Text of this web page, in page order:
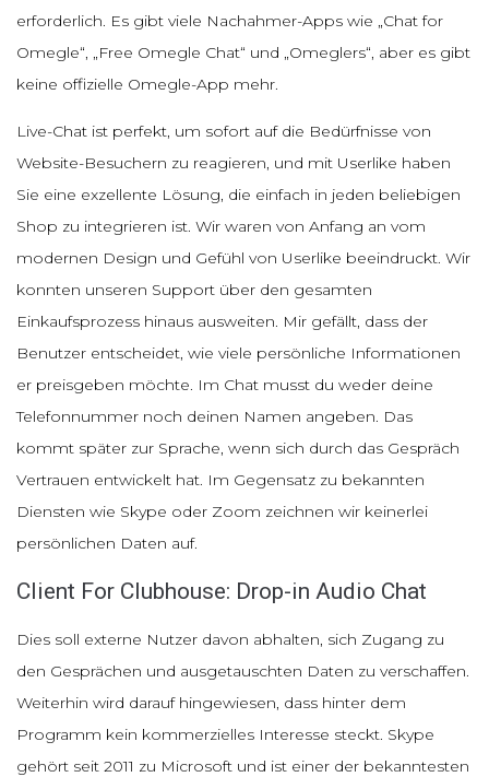
erforderlich. Es gibt viele Nachahmer-Apps wie „Chat for
Omegle“, „Free Omegle Chat“ und „Omeglers“, aber es gibt
keine offizielle Omegle-App mehr.
Live-Chat ist perfekt, um sofort auf die Bedürfnisse von
Website-Besuchern zu reagieren, und mit Userlike haben
Sie eine exzellente Lösung, die einfach in jeden beliebigen
Shop zu integrieren ist. Wir waren von Anfang an vom
modernen Design und Gefühl von Userlike beeindruckt. Wir
konnten unseren Support über den gesamten
Einkaufsprozess hinaus ausweiten. Mir gefällt, dass der
Benutzer entscheidet, wie viele persönliche Informationen
er preisgeben möchte. Im Chat musst du weder deine
Telefonnummer noch deinen Namen angeben. Das
kommt später zur Sprache, wenn sich durch das Gespräch
Vertrauen entwickelt hat. Im Gegensatz zu bekannten
Diensten wie Skype oder Zoom zeichnen wir keinerlei
persönlichen Daten auf.
Client For Clubhouse: Drop-in Audio Chat
Dies soll externe Nutzer davon abhalten, sich Zugang zu
den Gesprächen und ausgetauschten Daten zu verschaffen.
Weiterhin wird darauf hingewiesen, dass hinter dem
Programm kein kommerzielles Interesse steckt. Skype
gehört seit 2011 zu Microsoft und ist einer der bekanntesten